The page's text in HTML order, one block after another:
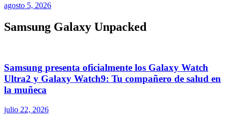
agosto 5, 2026
Samsung Galaxy Unpacked
Samsung presenta oficialmente los Galaxy Watch
Ultra2 y Galaxy Watch9: Tu compañero de salud en
la muñeca
julio 22, 2026